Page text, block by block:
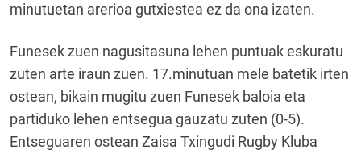
minutuetan arerioa gutxiestea ez da ona izaten.
Funesek zuen nagusitasuna lehen puntuak eskuratu
zuten arte iraun zuen. 17.minutuan mele batetik irten
ostean, bikain mugitu zuen Funesek baloia eta
partiduko lehen entsegua gauzatu zuten (0-5).
Entseguaren ostean Zaisa Txingudi Rugby Kluba